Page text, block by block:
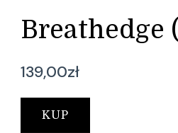
Breathedge
139,00zł
KUP